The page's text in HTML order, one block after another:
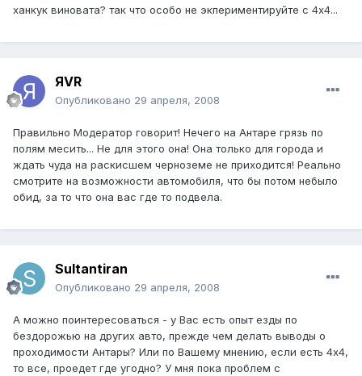
ханкук виновата? так что особо не экпериментируйте с 4х4...
ЯVR
Опубликовано 29 апреля, 2008
Правильно Модератор говорит! Нечего на Антаре грязь по
полям месить... Не для этого она! Она только для города и
ждать чуда на раскисшем черноземе не приходится! Реально
смотрите на возможности автомобиля, что бы потом небыло
обид, за то что она вас где то подвела.
Sultantiran
Опубликовано 29 апреля, 2008
А можно поинтересоваться - у Вас есть опыт езды по
бездорожью на других авто, прежде чем делать выводы о
проходимости Антары? Или по Вашему мнению, если есть 4х4,
то все, проедет где угодно? У мня пока проблем с